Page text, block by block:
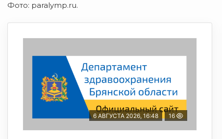
Фото: paralymp.ru.
6 АВГУСТА 2026, 16:48 16